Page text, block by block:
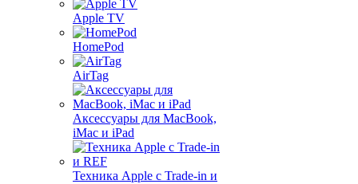
Apple TV
HomePod
AirTag
Аксессуары для MacBook,
iMac и iPad
Техника Apple с Trade-in и